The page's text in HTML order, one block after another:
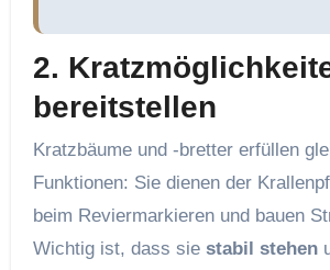
2.
bereitstellen
Kratzbäume und -bretter erfüllen
Funktionen: Sie dienen der
beim Reviermarkieren und bauen
Wichtig ist, dass sie stabil stehen